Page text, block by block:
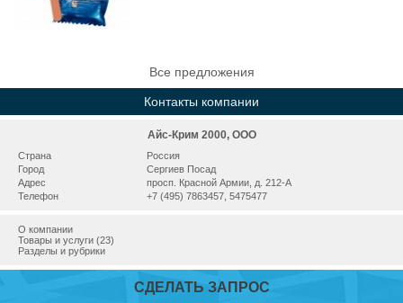
Все предложения
Контакты компании
Айс-Крим 2000, ООО
Страна
Россия
Город
Сергиев Посад
Адрес
просп. Красной Армии, д. 212-A
Телефон
+7 (495) 7863457, 5475477
О компании
Товары и услуги (23)
Разделы и рубрики
СДЕЛАТЬ ЗАПРОС